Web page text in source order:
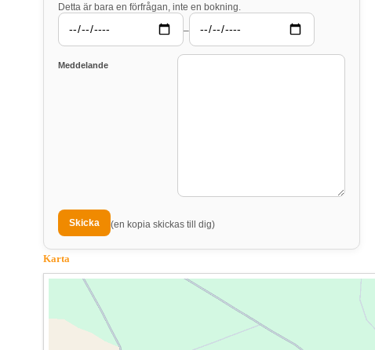
Detta är bara en förfrågan, inte en bokning.
–
Meddelande
(en kopia skickas till dig)
Karta